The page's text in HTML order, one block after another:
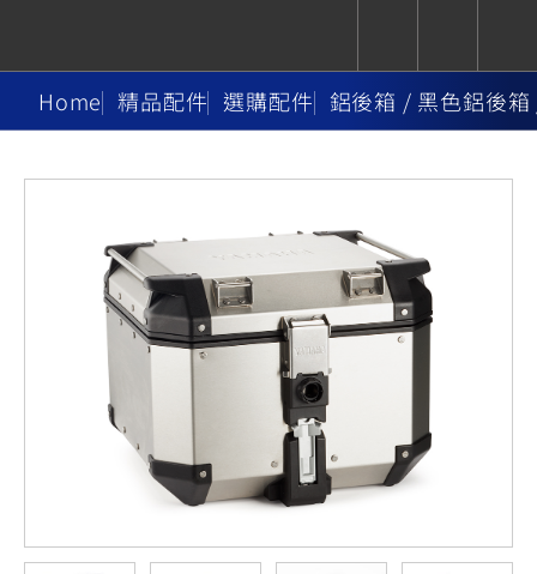
Sport
Naked
Heritage
YZF-R9
YZF-R7
YZF-R3
MT-
09
Y-
MT-
09
550+
07
07
Premium Sport FashionAdventure
TMAX
XMAX
NMAX
CYGNUS
XR
150
CYGNUS
X
125
Vinoora
125
BW'S
125
50
CUXiE
追蹤愛車
我的愛車 瀏覽紀錄
Home 精品配件 選購配件 鋁後箱 / 黑色鋁後